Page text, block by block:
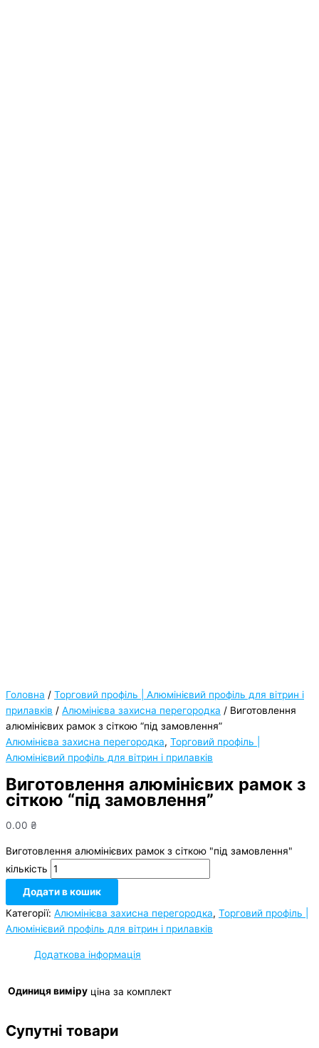
Головна / Торговий профіль | Алюмінієвий профіль для вітрин і
прилавків / Алюмінієва захисна перегородка / Виготовлення
алюмінієвих рамок з сіткою “під замовлення”
Алюмінієва захисна перегородка, Торговий профіль |
Алюмінієвий профіль для вітрин і прилавків
Виготовлення алюмінієвих рамок з
сіткою “під замовлення”
0.00 ₴
Виготовлення алюмінієвих рамок з сіткою "під замовлення"
кількість
Додати в кошик
Категорії: Алюмінієва захисна перегородка, Торговий профіль |
Алюмінієвий профіль для вітрин і прилавків
Додаткова інформація
Одиниця виміру ціна за комплект
Супутні товари